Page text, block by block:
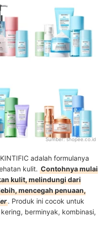
Sumber:shopee.co.id
adalah formulanya
kulit. Contohnya mulai
kulit, melindungi dari
mencegah penuaan,
. Produk ini cocok untuk
berminyak, kombinasi,